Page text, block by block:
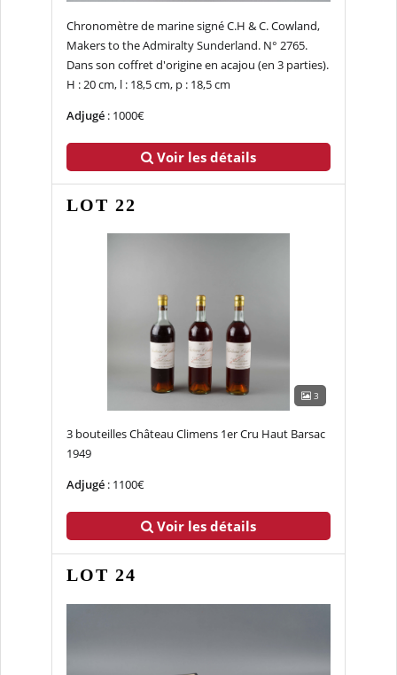
Chronomètre de marine signé C.H & C. Cowland,
Makers to the Admiralty Sunderland. N° 2765.
Dans son coffret d'origine en acajou (en 3 parties).
H : 20 cm, l : 18,5 cm, p : 18,5 cm
Adjugé: 1000€
Voir les détails
LOT 22
3
3 bouteilles Château Climens 1er Cru Haut Barsac
1949
Adjugé: 1100€
Voir les détails
LOT 24